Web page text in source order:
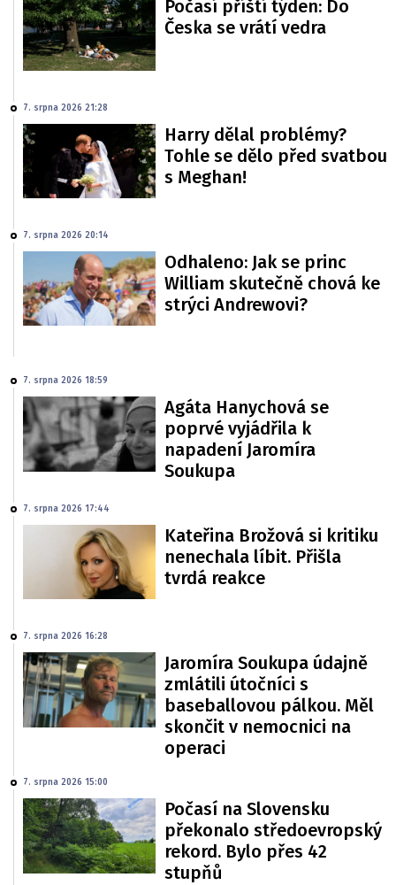
Počasí příští týden: Do
Česka se vrátí vedra
7. srpna 2026 21:28
Harry dělal problémy?
Tohle se dělo před svatbou
s Meghan!
7. srpna 2026 20:14
Odhaleno: Jak se princ
William skutečně chová ke
strýci Andrewovi?
7. srpna 2026 18:59
Agáta Hanychová se
poprvé vyjádřila k
napadení Jaromíra
Soukupa
7. srpna 2026 17:44
Kateřina Brožová si kritiku
nenechala líbit. Přišla
tvrdá reakce
7. srpna 2026 16:28
Jaromíra Soukupa údajně
zmlátili útočníci s
baseballovou pálkou. Měl
skončit v nemocnici na
operaci
7. srpna 2026 15:00
Počasí na Slovensku
překonalo středoevropský
rekord. Bylo přes 42
stupňů